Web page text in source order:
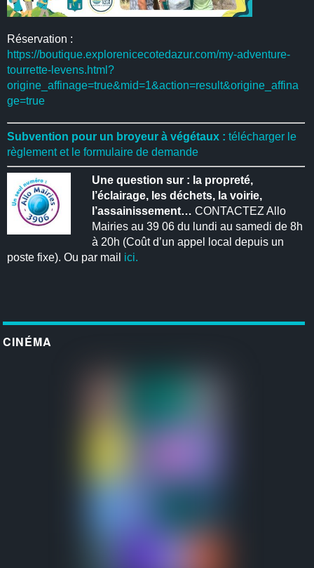
Réservation :
https://boutique.explorenicecotedazur.com/my-adventure-
tourrette-levens.html?
origine_affinage=true&mid=1&action=result&origine_affina
ge=true
Subvention pour un broyeur à végétaux : télécharger le
règlement et le formulaire de demande
Une question sur : la propreté,
l’éclairage, les déchets, la voirie,
l’assainissement… CONTACTEZ Allo
Mairies au 39 06 du lundi au samedi de 8h
à 20h (Coût d’un appel local depuis un
poste fixe). Ou par mail ici.
CINÉMA